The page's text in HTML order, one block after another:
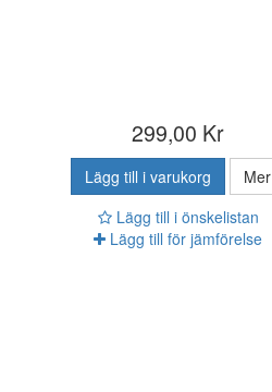
299,00 Kr
Lägg till i varukorg
Mer
Lägg till i önskelistan
Lägg till för jämförelse